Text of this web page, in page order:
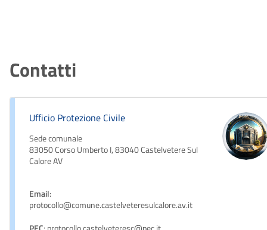
Contatti
Ufficio Protezione Civile
Sede comunale
83050 Corso Umberto I, 83040 Castelvetere Sul
Calore AV
Email:
protocollo@comune.castelveteresulcalore.av.it